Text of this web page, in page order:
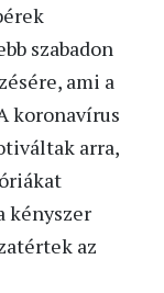
szabadon
ami a
koronavírus
arra,
kényszer
az